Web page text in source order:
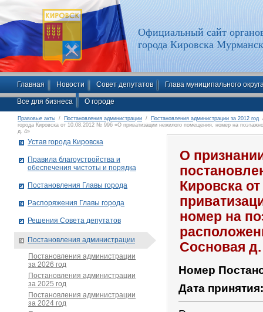
Официальный сайт
города Кировска
Главная Новости Совет депутатов Глава муниципального
Все для бизнеса О городе
Правовые акты / Постановления администрации / Постановления администрации за 2012 год
города Кировска от 10.08.2012 № 996 «О приватизации нежилого помещения, номер на
д. 4»
О
Кировска
номер на
Сосновая д.
Номер
Дата
Устав города Кировска
Правила благоустройства и
обеспечения чистоты и порядка
Постановления Главы города
Распоряжения Главы города
Решения Совета депутатов
Постановления администрации
Постановления администрации
за 2026 год
Постановления администрации
за 2025 год
Постановления администрации
за 2024 год